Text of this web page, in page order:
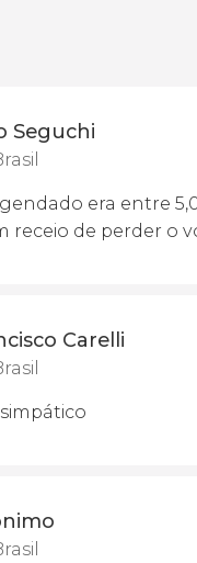
Seguchi
era entre
receio de perder o
Carelli